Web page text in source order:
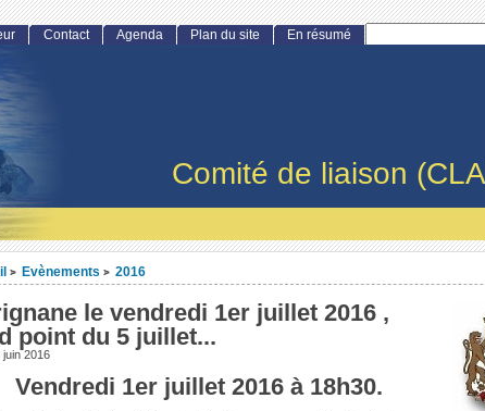
Comité de liaison
> Evènements > 2016
le vendredi 1er juillet 2016 ,
point du 5 juillet...
juin 2016
Vendredi 1er juillet 2016 à 18h30.
Contact Agenda Plan du site En résumé